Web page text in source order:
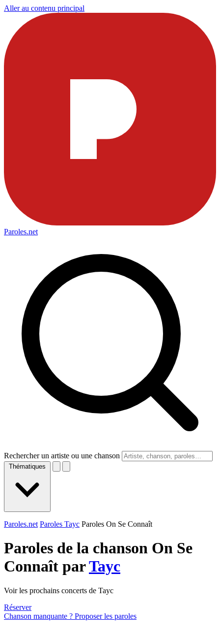
Aller au contenu principal
Paroles.net
Rechercher un artiste ou une chanson
Thématiques
Paroles.net Paroles Tayc Paroles On Se Connaît
Paroles de la chanson On Se
Connaît parTayc
Voir les prochains concerts de Tayc
Réserver
Chanson manquante ? Proposer les paroles